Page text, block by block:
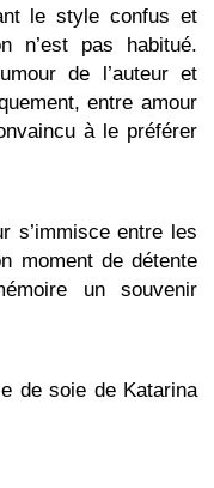
le style confus et
n’est pas habitué.
de l’auteur et
entre amour
à le préférer
s’immisce entre les
moment de détente
un souvenir
de soie de Katarina